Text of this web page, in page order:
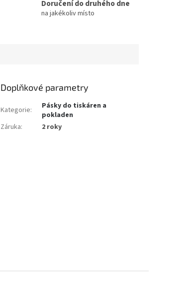
Doručení do druhého dne
na jakékoliv místo
Doplňkové parametry
Kategorie:
Pásky do tiskáren a
pokladen
Záruka: 2 roky